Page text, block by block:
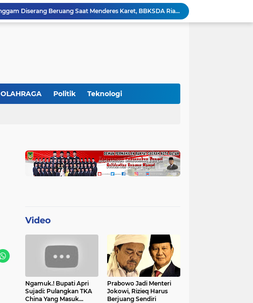
Petani di Langgam Diserang Beruang Saat Menderes Karet, BBKSDA Riau Bergerak ke Lokasi
Kapolres Pelalawan Pimpin Pemadaman Karhutla, Tim Gabungan Berjibaku Jinakkan Api di Kerumutan
Gajah Legendaris Jovi Tutup Usia, BBKSDA Riau Kehilangan Pejuang Konservasi Andalan
OLAHRAGA Politik Teknologi
Video
Ngamuk.! Bupati Apri
Sujadi: Pulangkan TKA
China Yang Masuk
Prabowo Jadi Menteri
Jokowi, Rizieq Harus
Berjuang Sendiri